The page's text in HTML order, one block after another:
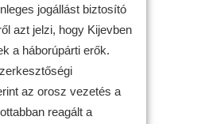
jogállást biztosító
azt jelzi, hogy Kijevben
a háborúpárti erők.
az orosz vezetés a
reagált a